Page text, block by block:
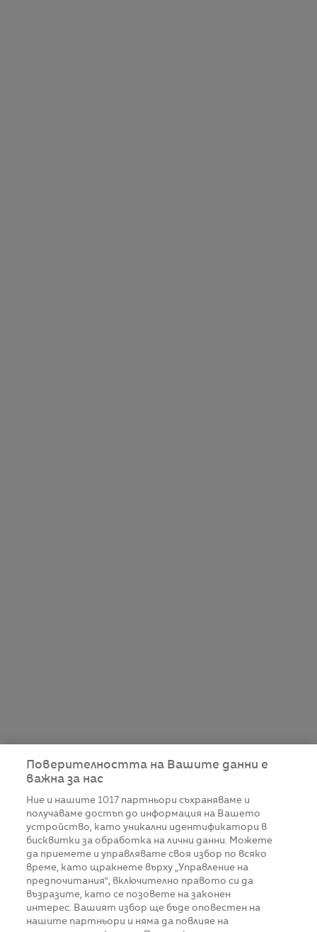
Поверителността на Вашите данни е
важна за нас
Ние и нашите 1017 партньори съхраняваме и
получаваме достъп до информация на Вашето
устройство, като уникални идентификатори в
бисквитки за обработка на лични данни. Можете
да приемете и управлявате своя избор по всяко
време, като щракнете върху „Управление на
предпочитания“, включително правото си да
възразите, като се позовете на законен
интерес. Вашият избор ще бъде оповестен на
нашите партньори и няма да повлияе на